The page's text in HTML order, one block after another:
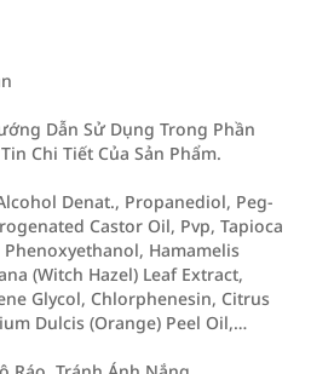
Dẫn Sử Dụng Trong Phần
Chi Tiết Của Sản Phẩm.
Denat., Propanediol, Peg-
Castor Oil, Pvp, Tapioca
Phenoxyethanol, Hamamelis
(Witch Hazel) Leaf Extract,
Glycol, Chlorphenesin, Citrus
Dulcis (Orange) Peel Oil,…